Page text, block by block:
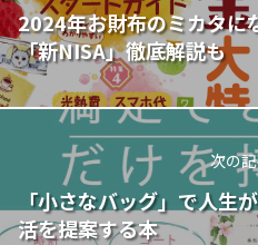
2024年お財布のミカタ
「新NISA」徹底解説も
次の
「小さなバッグ」で人
活を提案する本